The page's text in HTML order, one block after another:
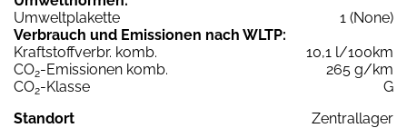
Umweltplakette
1 (None)
Verbrauch und Emissionen nach WLTP:
Kraftstoffverbr. komb.
10,1 l/100km
CO2-Emissionen komb.
265 g/km
CO2-Klasse
G
Standort
Zentrallager